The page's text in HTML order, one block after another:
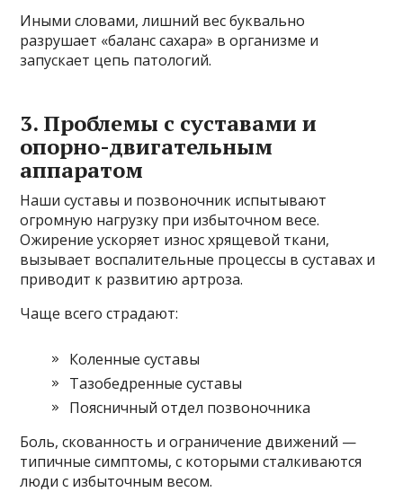
Иными словами, лишний вес буквально
разрушает «баланс сахара» в организме и
запускает цепь патологий.
3. Проблемы с суставами и
опорно-двигательным
аппаратом
Наши суставы и позвоночник испытывают
огромную нагрузку при избыточном весе.
Ожирение ускоряет износ хрящевой ткани,
вызывает воспалительные процессы в суставах и
приводит к развитию артроза.
Чаще всего страдают:
Коленные суставы
Тазобедренные суставы
Поясничный отдел позвоночника
Боль, скованность и ограничение движений —
типичные симптомы, с которыми сталкиваются
люди с избыточным весом.